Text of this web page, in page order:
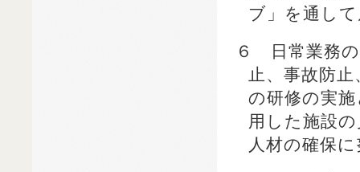
ブ」を通し
６ 日常業務の
止、事故防
の研修の実
用した施設
人材の確保